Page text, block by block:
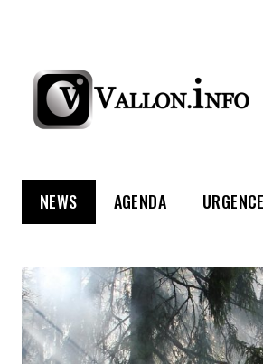
NEWS AGENDA